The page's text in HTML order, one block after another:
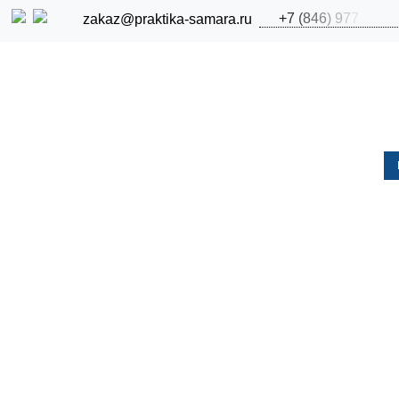
zakaz@praktika-samara.ru +7 (846) 977